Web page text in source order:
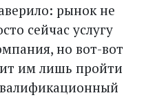
рынок не
сейчас услугу
но вот-вот
им лишь пройти